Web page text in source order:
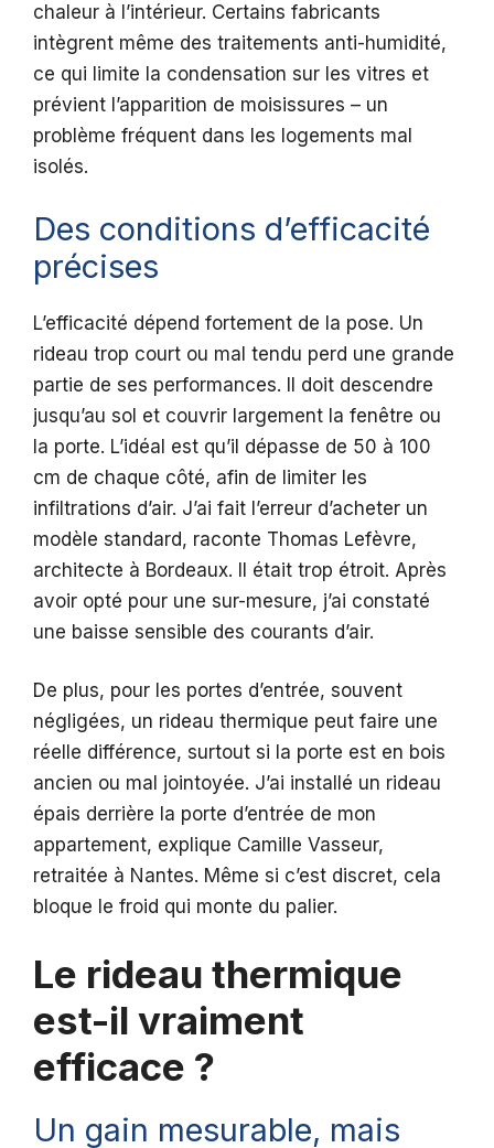
chaleur à l’intérieur. Certains fabricants
intègrent même des traitements anti-humidité,
ce qui limite la condensation sur les vitres et
prévient l’apparition de moisissures – un
problème fréquent dans les logements mal
isolés.
Des conditions d’efficacité
précises
L’efficacité dépend fortement de la pose. Un
rideau trop court ou mal tendu perd une grande
partie de ses performances. Il doit descendre
jusqu’au sol et couvrir largement la fenêtre ou
la porte. L’idéal est qu’il dépasse de 50 à 100
cm de chaque côté, afin de limiter les
infiltrations d’air. J’ai fait l’erreur d’acheter un
modèle standard, raconte Thomas Lefèvre,
architecte à Bordeaux. Il était trop étroit. Après
avoir opté pour une sur-mesure, j’ai constaté
une baisse sensible des courants d’air.
De plus, pour les portes d’entrée, souvent
négligées, un rideau thermique peut faire une
réelle différence, surtout si la porte est en bois
ancien ou mal jointoyée. J’ai installé un rideau
épais derrière la porte d’entrée de mon
appartement, explique Camille Vasseur,
retraitée à Nantes. Même si c’est discret, cela
bloque le froid qui monte du palier.
Le rideau thermique
est-il vraiment
efficace ?
Un gain mesurable, mais